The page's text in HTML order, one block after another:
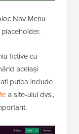
Nav Menu
fictive cu
același
putea include
a site-ului dvs.,